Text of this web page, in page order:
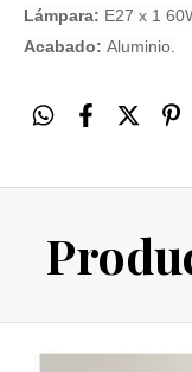
Lámpara: E27 x 1
Acabado: Aluminio.